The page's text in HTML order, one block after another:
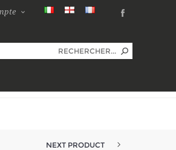
NEXT PRODUCT